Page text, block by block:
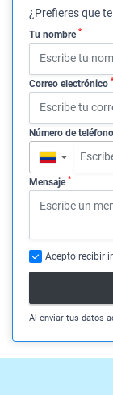
¿Prefieres que
Tu nombre *
Correo electrónico *
Número de teléfono
▼
Mensaje *
Acepto recibir
Al enviar tus datos